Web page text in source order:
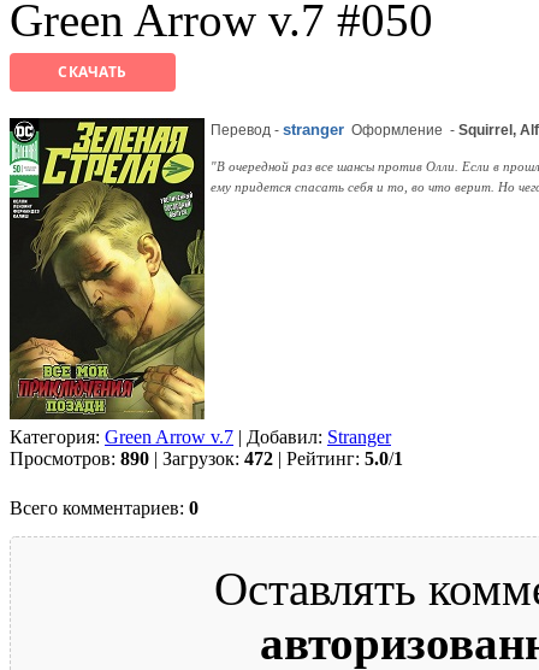
Green Arrow v.7 #050
СКАЧАТЬ
Перевод - stranger Оформление - Squirrel,
"В очередной раз все шансы против Олли. Если в
ему придется спасать себя и то, во что верит. Но
Категория: Green Arrow v.7 | Добавил: Strаngеr
Просмотров: 890 | Загрузок: 472 | Рейтинг: 5.0/1
Всего комментариев: 0
Оставлять